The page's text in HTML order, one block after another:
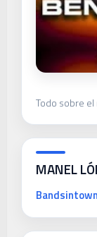
Todo sobre
MANEL
Bandsintown